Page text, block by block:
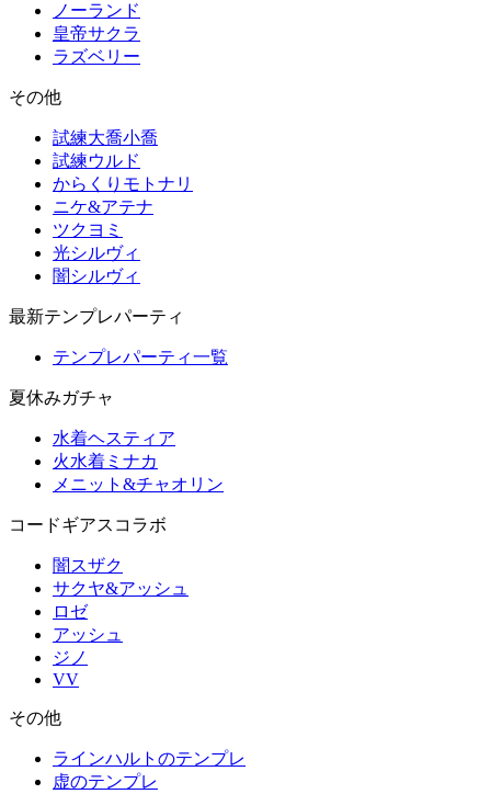
ノーランド
皇帝サクラ
ラズベリー
その他
試練大喬小喬
試練ウルド
からくりモトナリ
ニケ&アテナ
ツクヨミ
光シルヴィ
闇シルヴィ
最新テンプレパーティ
テンプレパーティ一覧
夏休みガチャ
水着ヘスティア
火水着ミナカ
メニット&チャオリン
コードギアスコラボ
闇スザク
サクヤ&アッシュ
ロゼ
アッシュ
ジノ
VV
その他
ラインハルトのテンプレ
虚のテンプレ